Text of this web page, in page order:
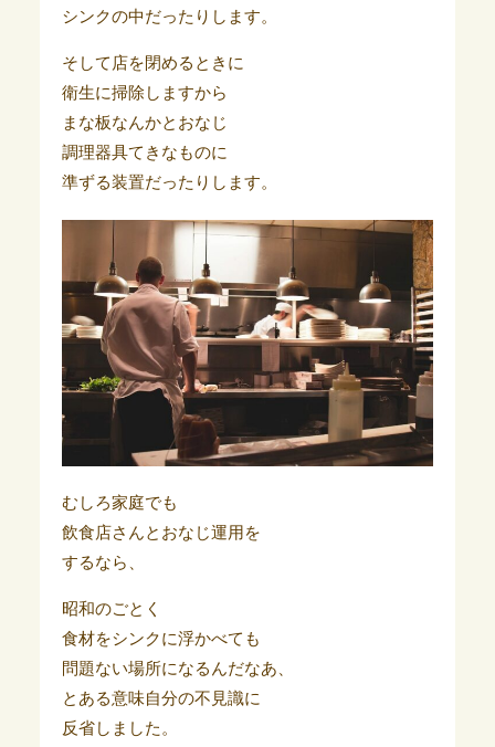
シンクの中だったりします。
そして店を閉めるときに
衛生に掃除しますから
まな板なんかとおなじ
調理器具てきなものに
準ずる装置だったりします。
むしろ家庭でも
飲食店さんとおなじ運用を
するなら、
昭和のごとく
食材をシンクに浮かべても
問題ない場所になるんだなあ、
とある意味自分の不見識に
反省しました。